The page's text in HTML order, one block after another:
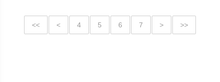
<< < 4 5 6 7 > >>